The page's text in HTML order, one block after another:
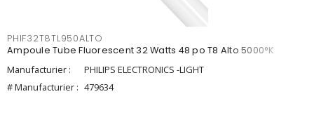
PHIF32T8TL950ALTO
Ampoule Tube Fluorescent 32 Watts 48 po T8 Alto 5000°K
Manufacturier :
PHILIPS ELECTRONICS -LIGHT
# Manufacturier : 479634